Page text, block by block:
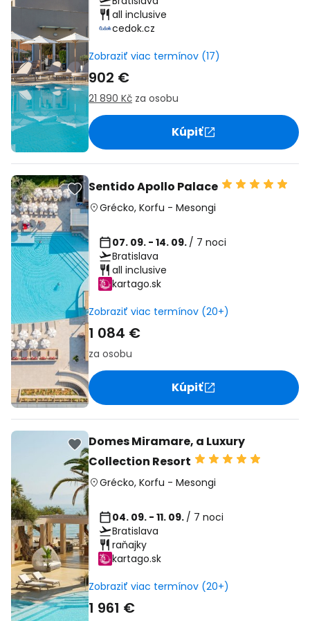
all inclusive
cedok.cz
Zobraziť viac termínov (17)
902 €
21 890 Kč za osobu
Kúpiť
Sentido Apollo Palace
Grécko, Korfu - Mesongi
07. 09. - 14. 09. / 7 noci
Bratislava
all inclusive
kartago.sk
Zobraziť viac termínov (20+)
1 084 €
za osobu
Kúpiť
Domes Miramare, a Luxury
Collection Resort
Grécko, Korfu - Mesongi
04. 09. - 11. 09. / 7 noci
Bratislava
raňajky
kartago.sk
Zobraziť viac termínov (20+)
1 961 €